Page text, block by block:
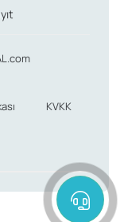
çevresel
Bu ücret,
ihtiyaçlarınızı
KVKK